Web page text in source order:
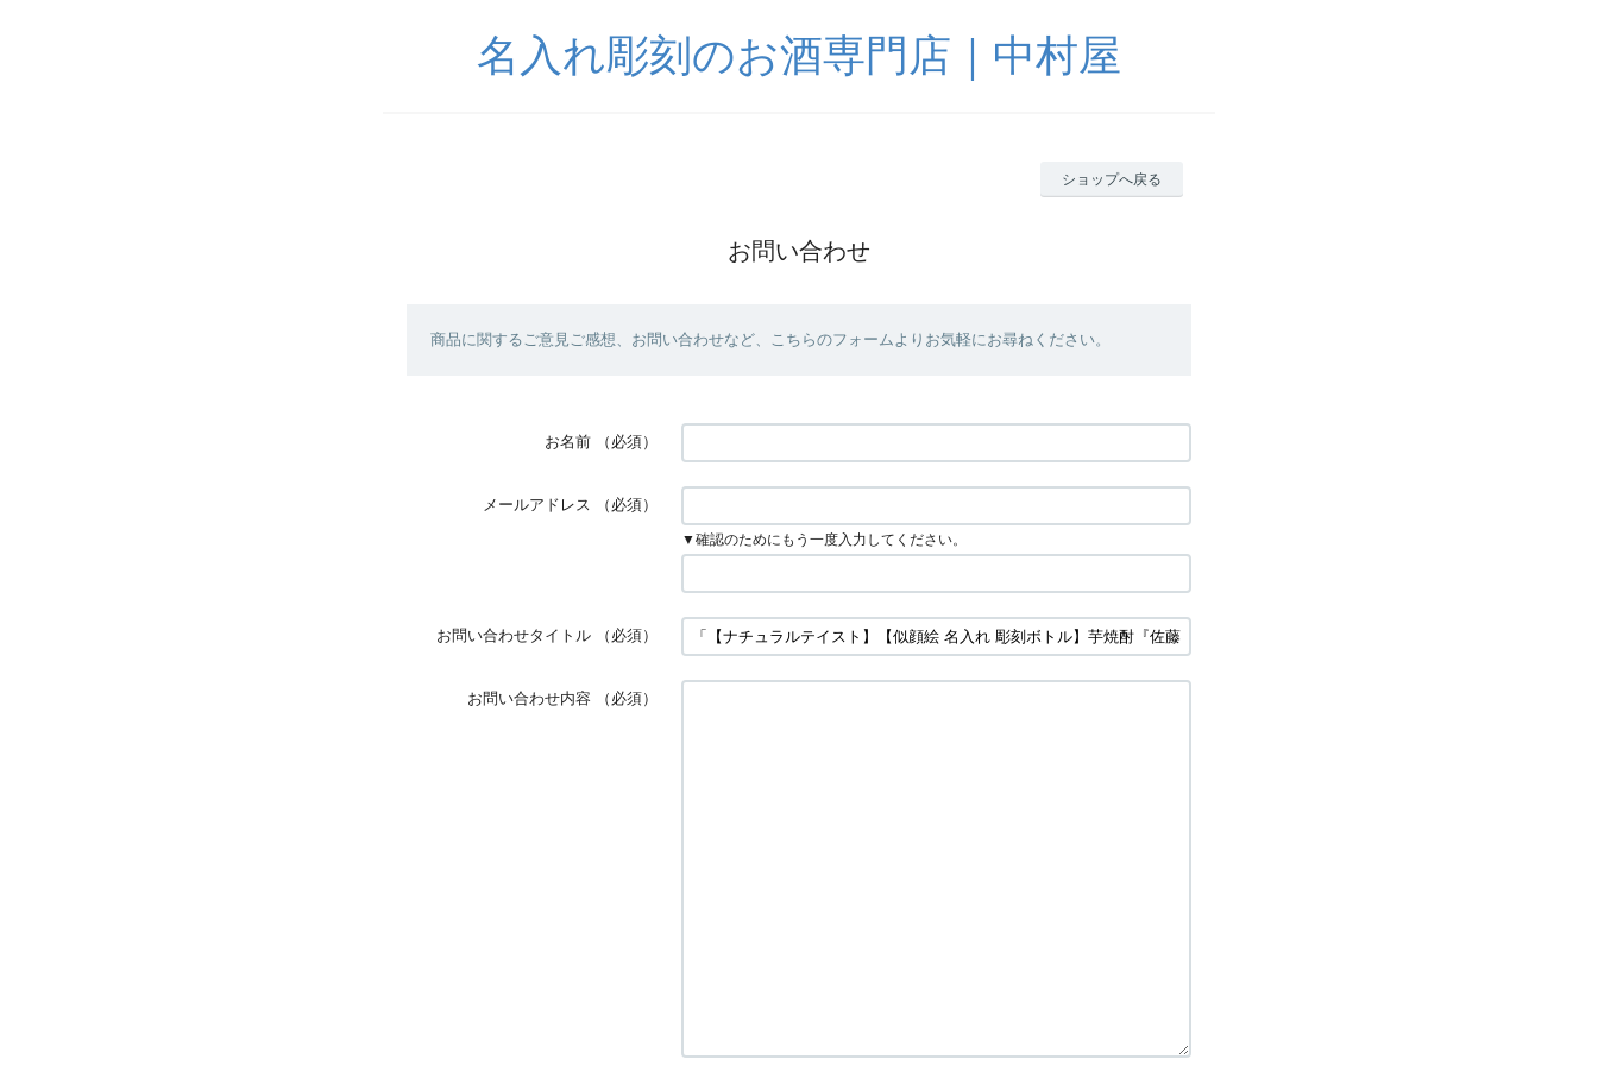
名入れ彫刻のお酒専門店｜中村屋
ショップへ戻る
お問い合わせ
商品に関するご意見ご感想、お問い合わせなど、こちらのフォームよりお気軽にお尋ねください。
お名前 （必須）
メールアドレス （必須）
▼確認のためにもう一度入力してください。
お問い合わせタイトル （必須）
お問い合わせ内容 （必須）